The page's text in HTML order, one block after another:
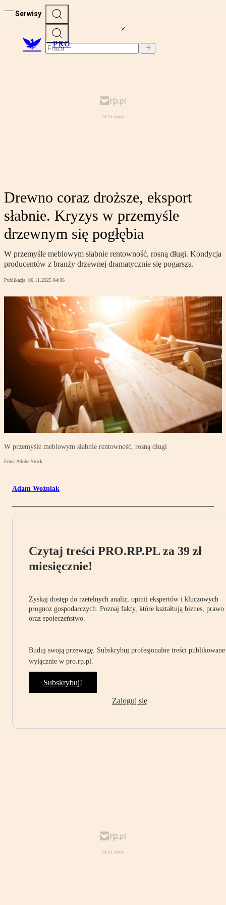
Serwisy
PRO
Drewno coraz droższe, eksport
słabnie. Kryzys w przemyśle
drzewnym się pogłębia
W przemyśle meblowym słabnie rentowność, rosną długi. Kondycja
producentów z branży drzewnej dramatycznie się pogarsza.
Publikacja: 06.11.2025 04:06
W przemyśle meblowym słabnie rentowność, rosną długi
Foto: Adobe Stock
Adam Woźniak
Czytaj treści PRO.RP.PL za 39 zł
miesięcznie!
Zyskaj dostęp do rzetelnych analiz, opinii ekspertów i kluczowych
prognoz gospodarczych. Poznaj fakty, które kształtują biznes, prawo
oraz społeczeństwo.
Buduj swoją przewagę. Subskrybuj profesjonalne treści publikowane
wyłącznie w pro.rp.pl.
Subskrybuj!
Zaloguj się